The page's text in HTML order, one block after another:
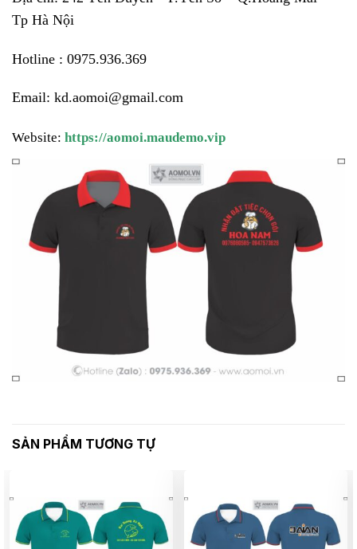
Tp Hà Nội
Hotline : 0975.936.369
Email: kd.aomoi@gmail.com
Website: https://aomoi.maudemo.vip
SẢN PHẨM TƯƠNG TỰ